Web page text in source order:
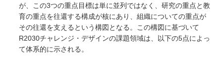
が、この3つの重点⽬標は単に並列ではなく、研究の重点と教
育の重点を往還する構成が核にあり、組織についての重点が
その往還を⽀えるという構図となる。この構図に基づいて
R2030チャレンジ・デザインの課題領域は、以下の5点によっ
て体系的に⽰される。